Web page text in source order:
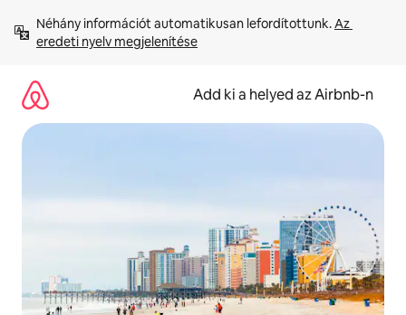
tartalomra
Néhány információt automatikusan lefordítottunk. Az
eredeti nyelv megjelenítése
Add ki a helyed az Airbnb-n